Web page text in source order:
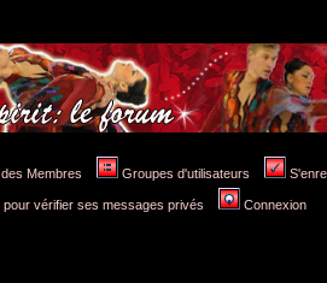
Membres Groupes d'utilisateurs
pour vérifier ses messages privés Connexion